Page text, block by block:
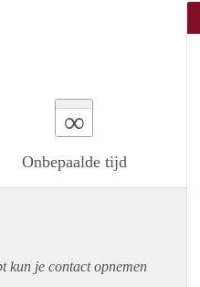
∞
Onbepaalde tijd
kun je contact opnemen